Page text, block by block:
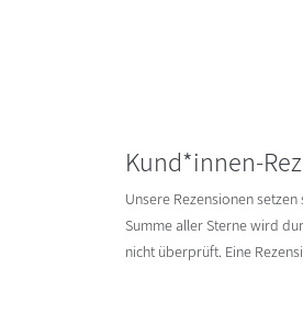
Kund*innen-
Unsere Rezensionen
Summe aller Sterne wird
nicht überprüft. Eine